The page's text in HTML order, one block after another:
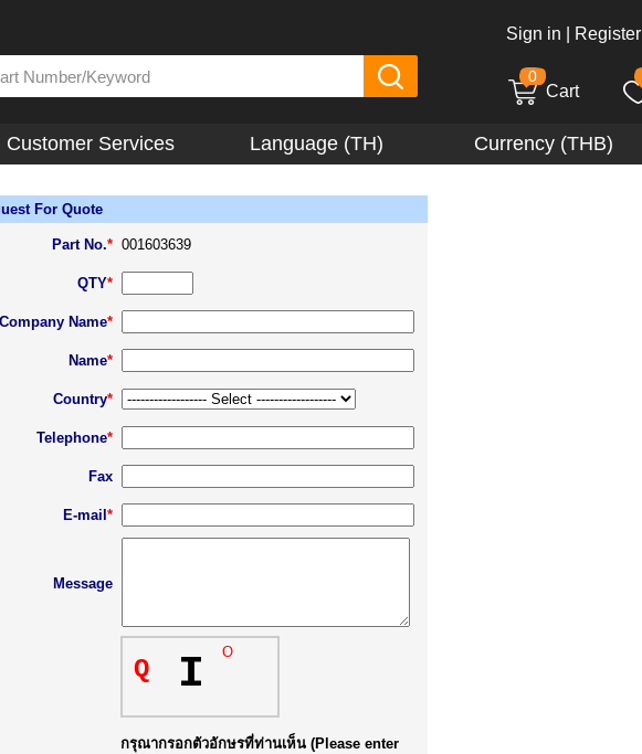
Sign in Register
0
Cart
Customer Services Language (TH) Currency (THB)
For Quote
Part No.* 001603639
QTY*
Company Name*
Name*
Country*
Telephone*
Fax
E-mail *
Message
Q I O
กรุณากรอกตัวอักษรที่ท่านเห็น (Please enter